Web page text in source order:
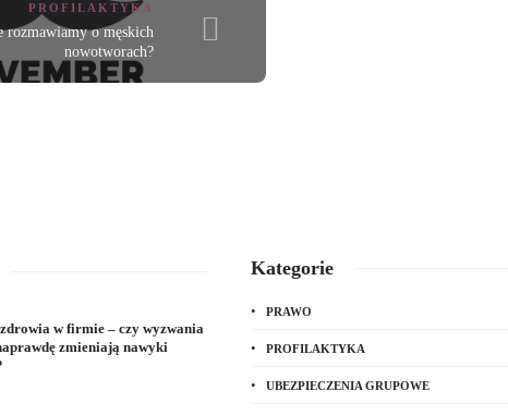
PROFILAKTYKA
rozmawiamy o męskich
nowotworach?
w firmie – czy wyzwania
zmieniają nawyki
Kategorie
PRAWO
PROFILAKTYKA
UBEZPIECZENIA GRUPOWE